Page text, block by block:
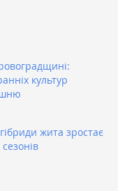
культур
жита зростає